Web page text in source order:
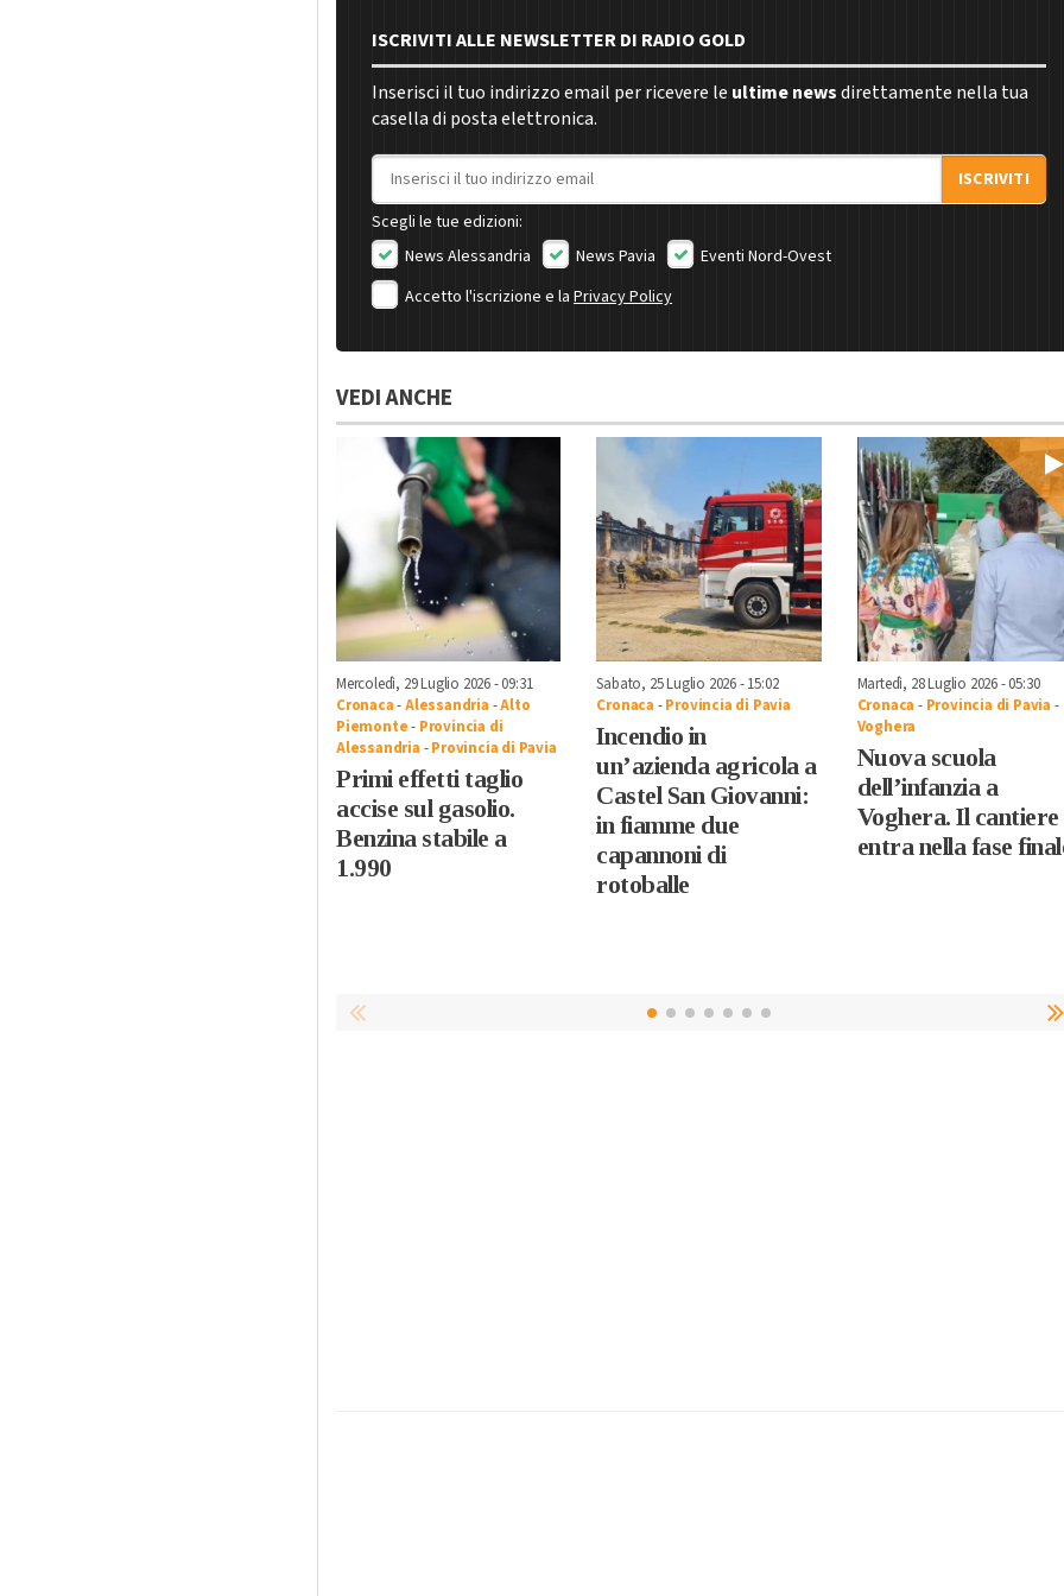
ISCRIVITI ALLE NEWSLETTER DI RADIO GOLD
Inserisci il tuo indirizzo email per ricevere le ultime newsdirettamente nella tua
casella di posta elettronica.
Indirizzo email
ISCRIVITI
Scegli le tue edizioni:
News Alessandria
News Pavia
Eventi Nord-Ovest
Accetto l'iscrizione e la Privacy Policy
VEDI ANCHE
Mercoledì, 29 Luglio 2026 - 09:31
Cronaca-Alessandria -Alto
Piemonte- Provincia di
Alessandria -Provincia di Pavia
Primi effetti taglio
accise sul gasolio.
Benzina stabile a
1.990
Sabato, 25 Luglio 2026 - 15:02
Cronaca -Provincia di Pavia
Incendio in
un’azienda agricola a
Castel San Giovanni:
in fiamme due
capannoni di
rotoballe
Martedì, 28 Luglio 2026 - 05:30
Cronaca - Provincia di Pavia -
Voghera
Nuova scuola
dell’infanzia a
Voghera. Il cantiere
entra nella fase